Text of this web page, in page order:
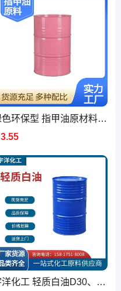
绿色环保型 指甲油原材料 乙酸乙酯 乙酯 护甲油稀释剂
3.55
宇洋化工 轻质白油D30、D40、D60、D80工业用溶剂